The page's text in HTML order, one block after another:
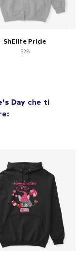
ShElite Pride
$28
Day che ti